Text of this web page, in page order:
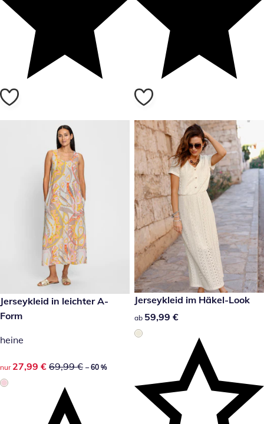
reduzierter Preis 27,99 €, vorheriger Preis: 69,99 €
-60 %
Jerseykleid in leichter A-
Form
heine
reduzierter Preis 27,99 €, vorheriger Preis: 69,99 €
nur 27,99 € 69,99 € – 60 %
59,99 €
Jerseykleid im Häkel-Look
59,99 €
ab 59,99 €